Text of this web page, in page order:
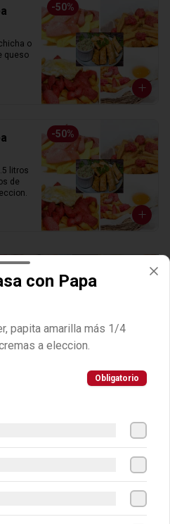
-50%
o
queso
-50%
litros
de
con Papa
papita amarilla más 1/4
a eleccion.
Obligatorio